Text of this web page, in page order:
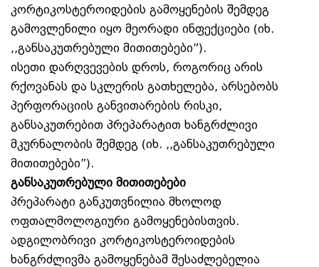
კორტიკოსტეროიდების გამოყენების შემდეგ
გამოვლენილი იყო მეორადი ინფექციები (იხ.
,,განსაკუთრებული მითითებები”).
ისეთი დარღვევების დროს, როგორიც არის
რქოვანას და სკლერის გათხელება, არსებობს
პერფორაციის განვითარების რისკი,
განსაკუთრებით პრეპარატით ხანგრძლივი
მკურნალობის შემდეგ (იხ. ,,განსაკუთრებული
მითითებები”).
განსაკუთრებული მითითებები
პრეპარატი განკუთვნილია მხოლოდ
ოფთალმოლოგიური გამოყენებისთვის.
ადგილობრივი კორტიკოსტეროიდების
ხანგრძლივმა გამოყენებამ შესაძლებელია